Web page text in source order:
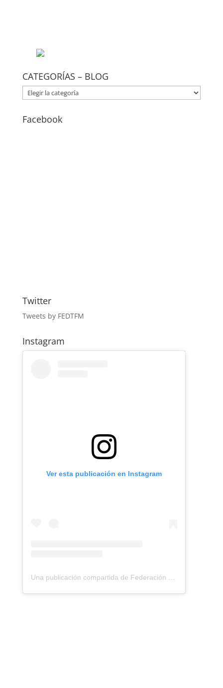
CATEGORÍAS – BLOG
CATEGORÍAS
–
Facebook
Twitter
Tweets by FEDTFM
Instagram
Ver esta publicación en Instagram
Una publicación compartida de Federación Montañismo Tenerife (@federacion_montanismo_tenerife)